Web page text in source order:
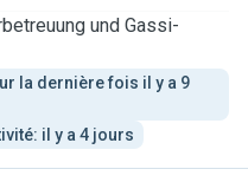
und Gassi-
la dernière fois il y a 9
il y a 4 jours